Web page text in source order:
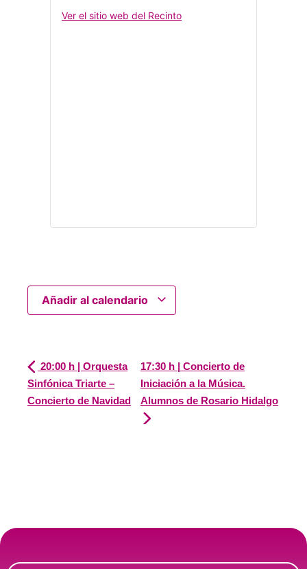
Ver el sitio web del Recinto
Añadir al calendario
20:00 h | Orquesta
Sinfónica Triarte –
Concierto de Navidad
17:30 h | Concierto de
Iniciación a la Música.
Alumnos de Rosario Hidalgo